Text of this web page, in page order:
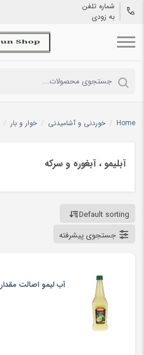
شماره تلفن
به زودی
Home
/ خوردنی و آشامیدنی / خوار و بار /
آبلیمو ، آبغوره و سرکه
Default sorting
جستجوی پیشرفته
آب لیمو اصالت مقدار 900 میلی لیتر